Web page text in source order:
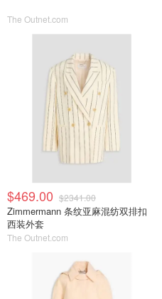
The Outnet.com
$469.00 $2341.00
Zimmermann 条纹亚麻混纺双排扣
西装外套
The Outnet.com